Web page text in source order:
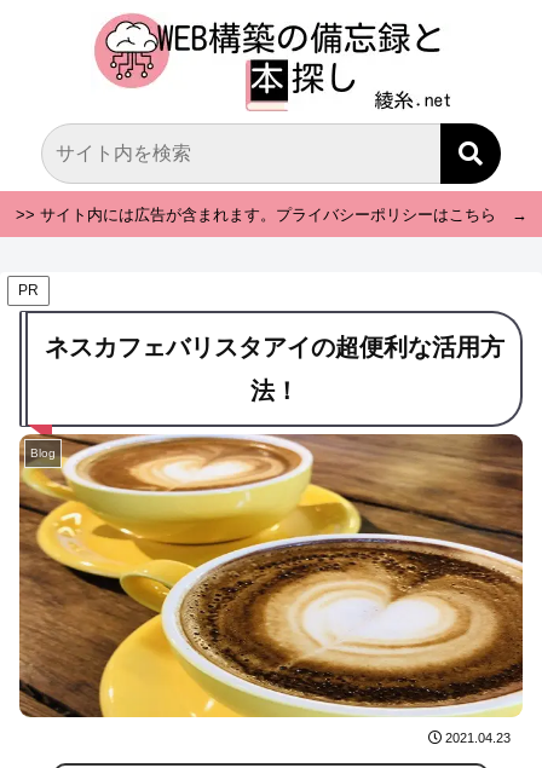
>> サイト内には広告が含まれます。プライバシーポリシーはこちら →
PR
ネスカフェバリスタアイの超便利な活用方
法！
Blog
2021.04.23